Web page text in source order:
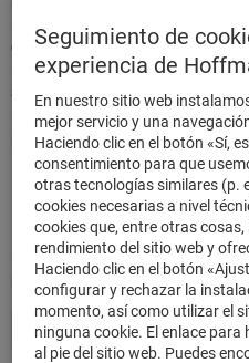
página
Categorías de productos
Siempre estamos a su disposición
Método de pago
Pedir de forma rápida y segura
500.000
Envío nacional en
Máxima
Seguimiento de
experiencia de
En nuestro sitio web
mejor servicio y una
Haciendo clic en el botón «Sí,
consentimiento para que
otras tecnologías similares (p.
cookies necesarias a nivel
cookies que, entre otras cosas,
rendimiento del sitio web y
Haciendo clic en el botón
configurar y rechazar la
momento, así como utilizar el
ninguna cookie. El enlace
al pie del sitio web. Puedes